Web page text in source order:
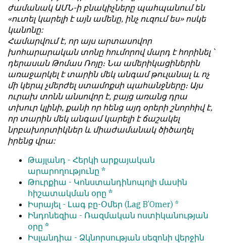
ժամանակ ԱՄՆ-ի բնակիչները պահպանում են
«ուտել կարելի է այն ամենը, ինչ ուզում ես» ոսկե
կանոնը:
Համարվում է, որ այս արտասովոր
խոհարարական տոնը հումորով մարդ է հորինել ՝
դերասան Թոմաս Ռոյը։ Նա ամերիկացիներին
առաջարկել է տարին մեկ անգամ թուլանալ և ոչ
մի կերպ չմերժել ստամոքսի պահանջները։ Այս
ուրախ տոնն անսովոր է, բայց առանց դրա
տխուր կլինի, քանի որ հենց այդ օրերի շնորհիվ է,
որ տարին մեկ անգամ կարելի է ճաշակել
նրբախորտիկներ և միաժամանակ ծիծաղել
իրենց վրա:
Թայլանդ - Հերկի արքայական
արարողությունը *
Թուրքիա - Կոնստանդինոպոլի մասին
հիշատակման օրը *
Իսրայել - Լագ բը-Օմեր (Lag B’Omer) *
Ինդոնեզիա - Ռազմական ոստիկանության
օրը *
Իսլանդիա - Ձկնորսության սեզոնի վերջին